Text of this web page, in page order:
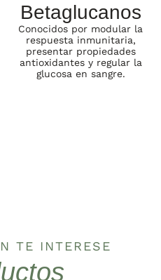
Betaglucanos
Conocidos por modular la
respuesta inmunitaria,
presentar propiedades
antioxidantes y regular la
glucosa en sangre.
TE INTERESE